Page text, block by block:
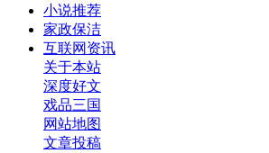
小说推荐
家政保洁
互联网资讯
关于本站
深度好文
戏品三国
网站地图
文章投稿